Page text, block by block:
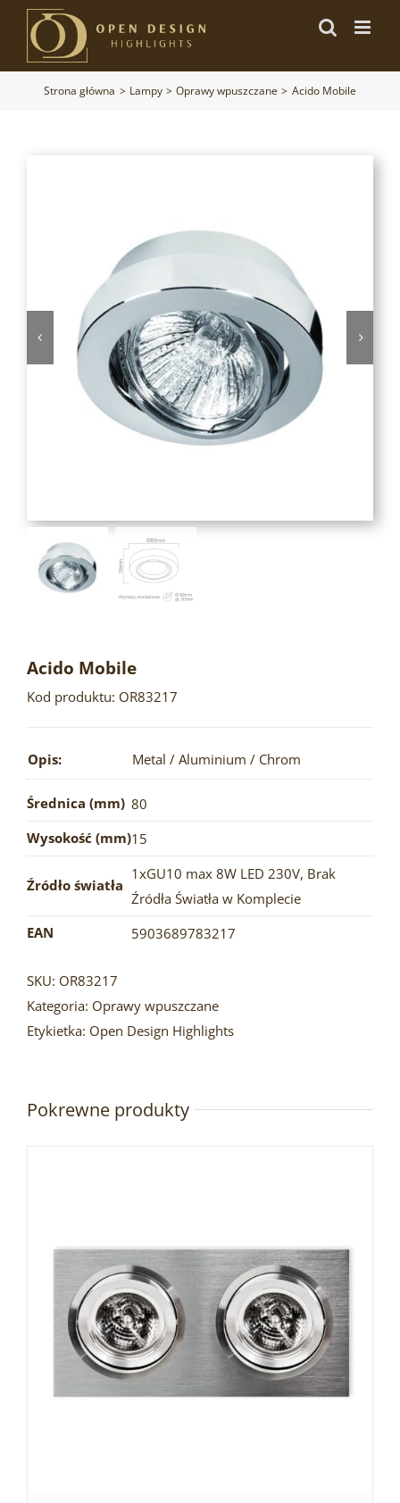
Przejdź
zawartości
Strona główna Lampy Oprawy wpuszczane Acido Mobile
Acido Mobile
Kod produktu: OR83217
Opis: Metal / Aluminium / Chrom
Średnica (mm) 80
Wysokość (mm)15
Źródło światła
1xGU10 max 8W LED 230V, Brak
Źródła Światła w Komplecie
EAN
5903689783217
SKU: OR83217
Kategoria: Oprawy wpuszczane
Etykietka: Open Design Highlights
Pokrewne produkty